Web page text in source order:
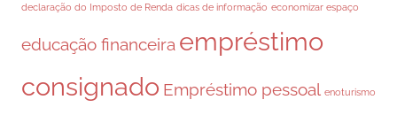
declaração do Imposto de Renda dicas de informação economizar espaço
educação financeira empréstimo
consignado Empréstimo pessoal enoturismo